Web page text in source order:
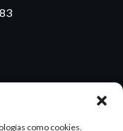
como cookies.